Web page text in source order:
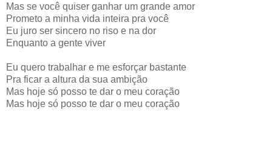
Mas se você quiser ganhar um grande amor
Prometo a minha vida inteira pra você
Eu juro ser sincero no riso e na dor
Enquanto a gente viver
Eu quero trabalhar e me esforçar bastante
Pra ficar a altura da sua ambição
Mas hoje só posso te dar o meu coração
Mas hoje só posso te dar o meu coração